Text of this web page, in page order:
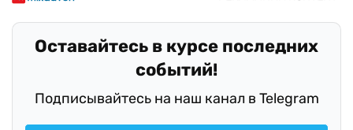
Оставайтесь в курсе последних
событий!
Подписывайтесь на наш канал в Telegram